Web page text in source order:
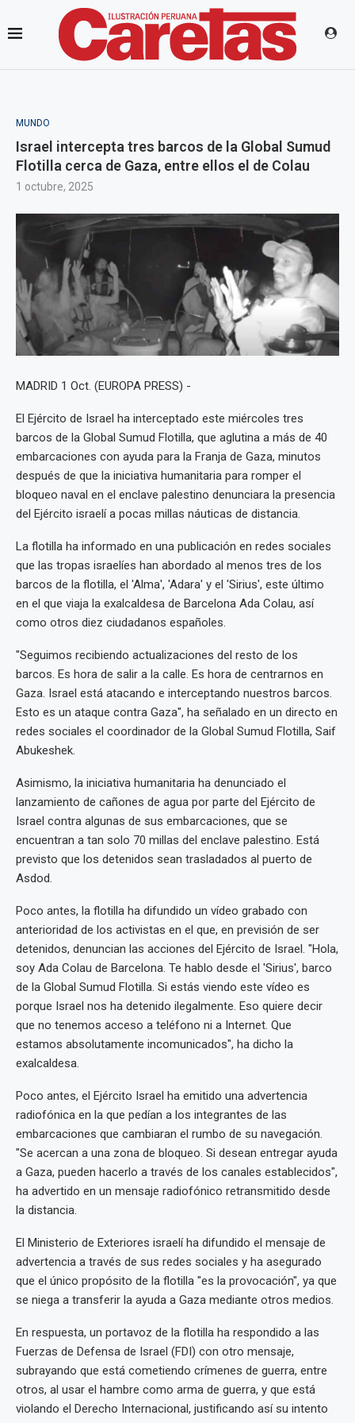
MUNDO
Israel intercepta tres barcos de la Global Sumud
Flotilla cerca de Gaza, entre ellos el de Colau
1 octubre, 2025
MADRID 1 Oct. (EUROPA PRESS) -
El Ejército de Israel ha interceptado este miércoles tres
barcos de la Global Sumud Flotilla, que aglutina a más de 40
embarcaciones con ayuda para la Franja de Gaza, minutos
después de que la iniciativa humanitaria para romper el
bloqueo naval en el enclave palestino denunciara la presencia
del Ejército israelí a pocas millas náuticas de distancia.
La flotilla ha informado en una publicación en redes sociales
que las tropas israelíes han abordado al menos tres de los
barcos de la flotilla, el 'Alma', 'Adara' y el 'Sirius', este último
en el que viaja la exalcaldesa de Barcelona Ada Colau, así
como otros diez ciudadanos españoles.
"Seguimos recibiendo actualizaciones del resto de los
barcos. Es hora de salir a la calle. Es hora de centrarnos en
Gaza. Israel está atacando e interceptando nuestros barcos.
Esto es un ataque contra Gaza", ha señalado en un directo en
redes sociales el coordinador de la Global Sumud Flotilla, Saif
Abukeshek.
Asimismo, la iniciativa humanitaria ha denunciado el
lanzamiento de cañones de agua por parte del Ejército de
Israel contra algunas de sus embarcaciones, que se
encuentran a tan solo 70 millas del enclave palestino. Está
previsto que los detenidos sean trasladados al puerto de
Asdod.
Poco antes, la flotilla ha difundido un vídeo grabado con
anterioridad de los activistas en el que, en previsión de ser
detenidos, denuncian las acciones del Ejército de Israel. "Hola,
soy Ada Colau de Barcelona. Te hablo desde el 'Sirius', barco
de la Global Sumud Flotilla. Si estás viendo este vídeo es
porque Israel nos ha detenido ilegalmente. Eso quiere decir
que no tenemos acceso a teléfono ni a Internet. Que
estamos absolutamente incomunicados", ha dicho la
exalcaldesa.
Poco antes, el Ejército Israel ha emitido una advertencia
radiofónica en la que pedían a los integrantes de las
embarcaciones que cambiaran el rumbo de su navegación.
"Se acercan a una zona de bloqueo. Si desean entregar ayuda
a Gaza, pueden hacerlo a través de los canales establecidos",
ha advertido en un mensaje radiofónico retransmitido desde
la distancia.
El Ministerio de Exteriores israelí ha difundido el mensaje de
advertencia a través de sus redes sociales y ha asegurado
que el único propósito de la flotilla "es la provocación", ya que
se niega a transferir la ayuda a Gaza mediante otros medios.
En respuesta, un portavoz de la flotilla ha respondido a las
Fuerzas de Defensa de Israel (FDI) con otro mensaje,
subrayando que está cometiendo crímenes de guerra, entre
otros, al usar el hambre como arma de guerra, y que está
violando el Derecho Internacional, justificando así su intento